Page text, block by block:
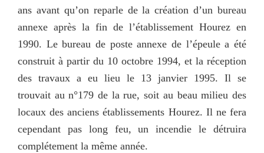
ans avant qu’on reparle de la création d’un bureau
annexe après la fin de l’établissement Hourez en
1990. Le bureau de poste annexe de l’épeule a été
construit à partir du 10 octobre 1994, et la réception
des travaux a eu lieu le 13 janvier 1995. Il se
trouvait au n°179 de la rue, soit au beau milieu des
locaux des anciens établissements Hourez. Il ne fera
cependant pas long feu, un incendie le détruira
complétement la même année.